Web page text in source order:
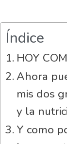
Índice
HOY
Ahora
mis dos
y la
Y como